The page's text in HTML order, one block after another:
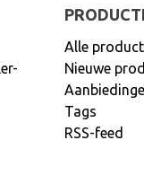
Alle
Nieuwe
Tags
RSS-feed